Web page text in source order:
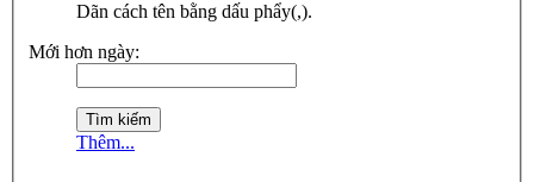
Dãn cách tên bằng dấu phẩy(,).
Mới hơn ngày:
Thêm...